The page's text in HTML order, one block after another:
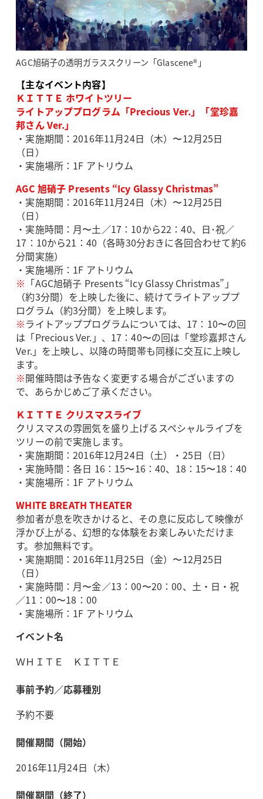
AGC旭硝子の透明ガラススクリーン「Glascene®」
【主なイベント内容】
ＫＩＴＴＥ ホワイトツリー
ライトアッププログラム「Precious Ver.」「堂珍嘉
邦さん Ver.」
・実施期間：2016年11月24日（木）〜12月25日
（日）
・実施場所：1F アトリウム
AGC 旭硝子 Presents “Icy Glassy Christmas”
・実施期間：2016年11月24日（木）〜12月25日
（日）
・実施時間：月〜土／17：10から22：40、日･祝／
17：10から21：40（各時30分おきに各回合わせて約6
分間実施）
・実施場所：1F アトリウム
※ 「AGC旭硝子 Presents “Icy Glassy Christmas”」
（約3分間）を上映した後に、続けてライトアッププ
ログラム（約3分間）を上映します。
※ライトアッププログラムについては、17：10〜の回
は「Precious Ver.」、17：40〜の回は「堂珍嘉邦さん
Ver.」を上映し、以降の時間帯も同様に交互に上映し
ます。
※開催時間は予告なく変更する場合がございますの
で、あらかじめご了承ください。
ＫＩＴＴＥ クリスマスライブ
クリスマスの雰囲気を盛り上げるスペシャルライブを
ツリーの前で実施します。
・実施期間：2016年12月24日（土）・25日（日）
・実施時間：各日 16：15〜16：40、18：15〜18：40
・実施場所：1F アトリウム
WHITE BREATH THEATER
参加者が息を吹きかけると、その息に反応して映像が
浮かび上がる、幻想的な体験をお楽しみいただけま
す。参加無料です。
・実施期間：2016年11月25日（金）〜12月25日
（日）
・実施時間：月〜金／13：00〜20：00、土・日・祝
／11：00〜18：00
・実施場所：1F アトリウム
イベント名
ＷＨＩＴＥ ＫＩＴＴＥ
事前予約／応募種別
予約不要
開催期間（開始）
2016年11月24日（木）
開催期間（終了）